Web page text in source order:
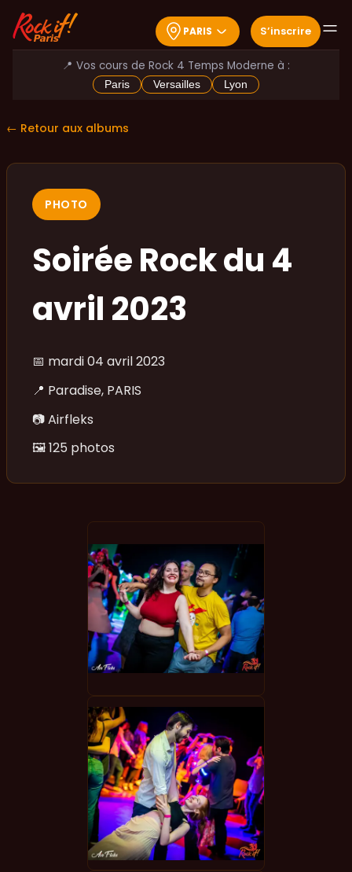
PARIS S’inscrire
📍 Vos cours de Rock 4 Temps Moderne à :
Paris Versailles Lyon
← Retour aux albums
PHOTO
Soirée Rock du 4
avril 2023
📅 mardi 04 avril 2023
📍 Paradise, PARIS
📷Airfleks
🖼️125 photos